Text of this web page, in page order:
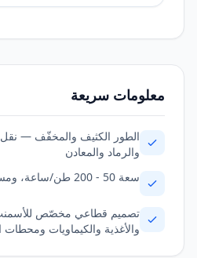
معلومات سريعة
الطور الكثيف والمخفّف — نقل
والرماد والمعادن
سعة 50 - 200 طن/ساعة، ومسافة تصل إلى 500 m
تصميم قطاعي مخصّص
والأغذية والكيماويات ومحطات